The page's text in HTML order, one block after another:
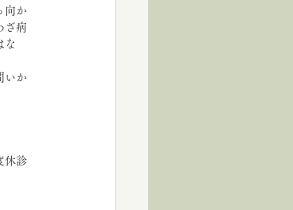
向か
ざ病
な
いか
休診